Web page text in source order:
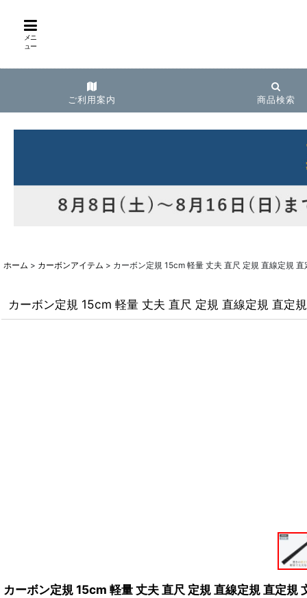
メニ
ュー
ご利用案内 商品検索
ホーム > カーボンアイテム > カーボン定規 15cm 軽量 丈夫 直尺 定規 直線定規
カーボン定規 15cm 軽量 丈夫 直尺 定規 直線定規 直定
カーボン定規 15cm 軽量 丈夫 直尺 定規 直線定規 直定